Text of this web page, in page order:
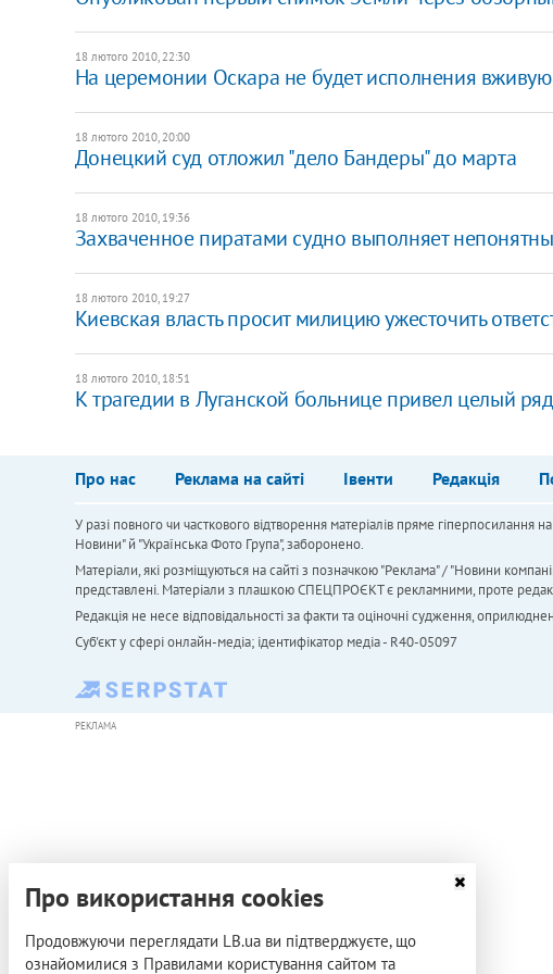
18 лютого 2010, 22:30
На церемонии Оскара не будет исполнения
18 лютого 2010, 20:00
Донецкий суд отложил "дело Бандеры" до марта
18 лютого 2010, 19:36
Захваченное пиратами судно выполняет
18 лютого 2010, 19:27
Киевская власть просит милицию ужесточить
18 лютого 2010, 18:51
К трагедии в Луганской больнице привел целый
Про нас Реклама на сайті Івенти Редакція
У разі повного чи часткового відтворення матеріалів пряме гіперпосилання
Новини" й "Українська Фото Група", заборонено.
Матеріали, які розміщуються на сайті з позначкою "Реклама" / "Новини
представлені. Матеріали з плашкою СПЕЦПРОЄКТ є рекламними, проте
Редакція не несе відповідальності за факти та оціночні судження,
Cуб'єкт у сфері онлайн-медіа; ідентифікатор медіа - R40-05097
РЕКЛАМА
Про використання cookies
Продовжуючи переглядати LB.ua ви підтверджуєте, що
ознайомилися з Правилами користування сайтом та